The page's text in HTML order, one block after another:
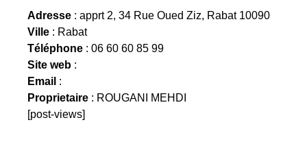
Adresse : apprt 2, 34 Rue Oued Ziz, Rabat 10090
Ville : Rabat
Téléphone : 06 60 60 85 99
Site web :
Email :
Proprietaire : ROUGANI MEHDI
[post-views]